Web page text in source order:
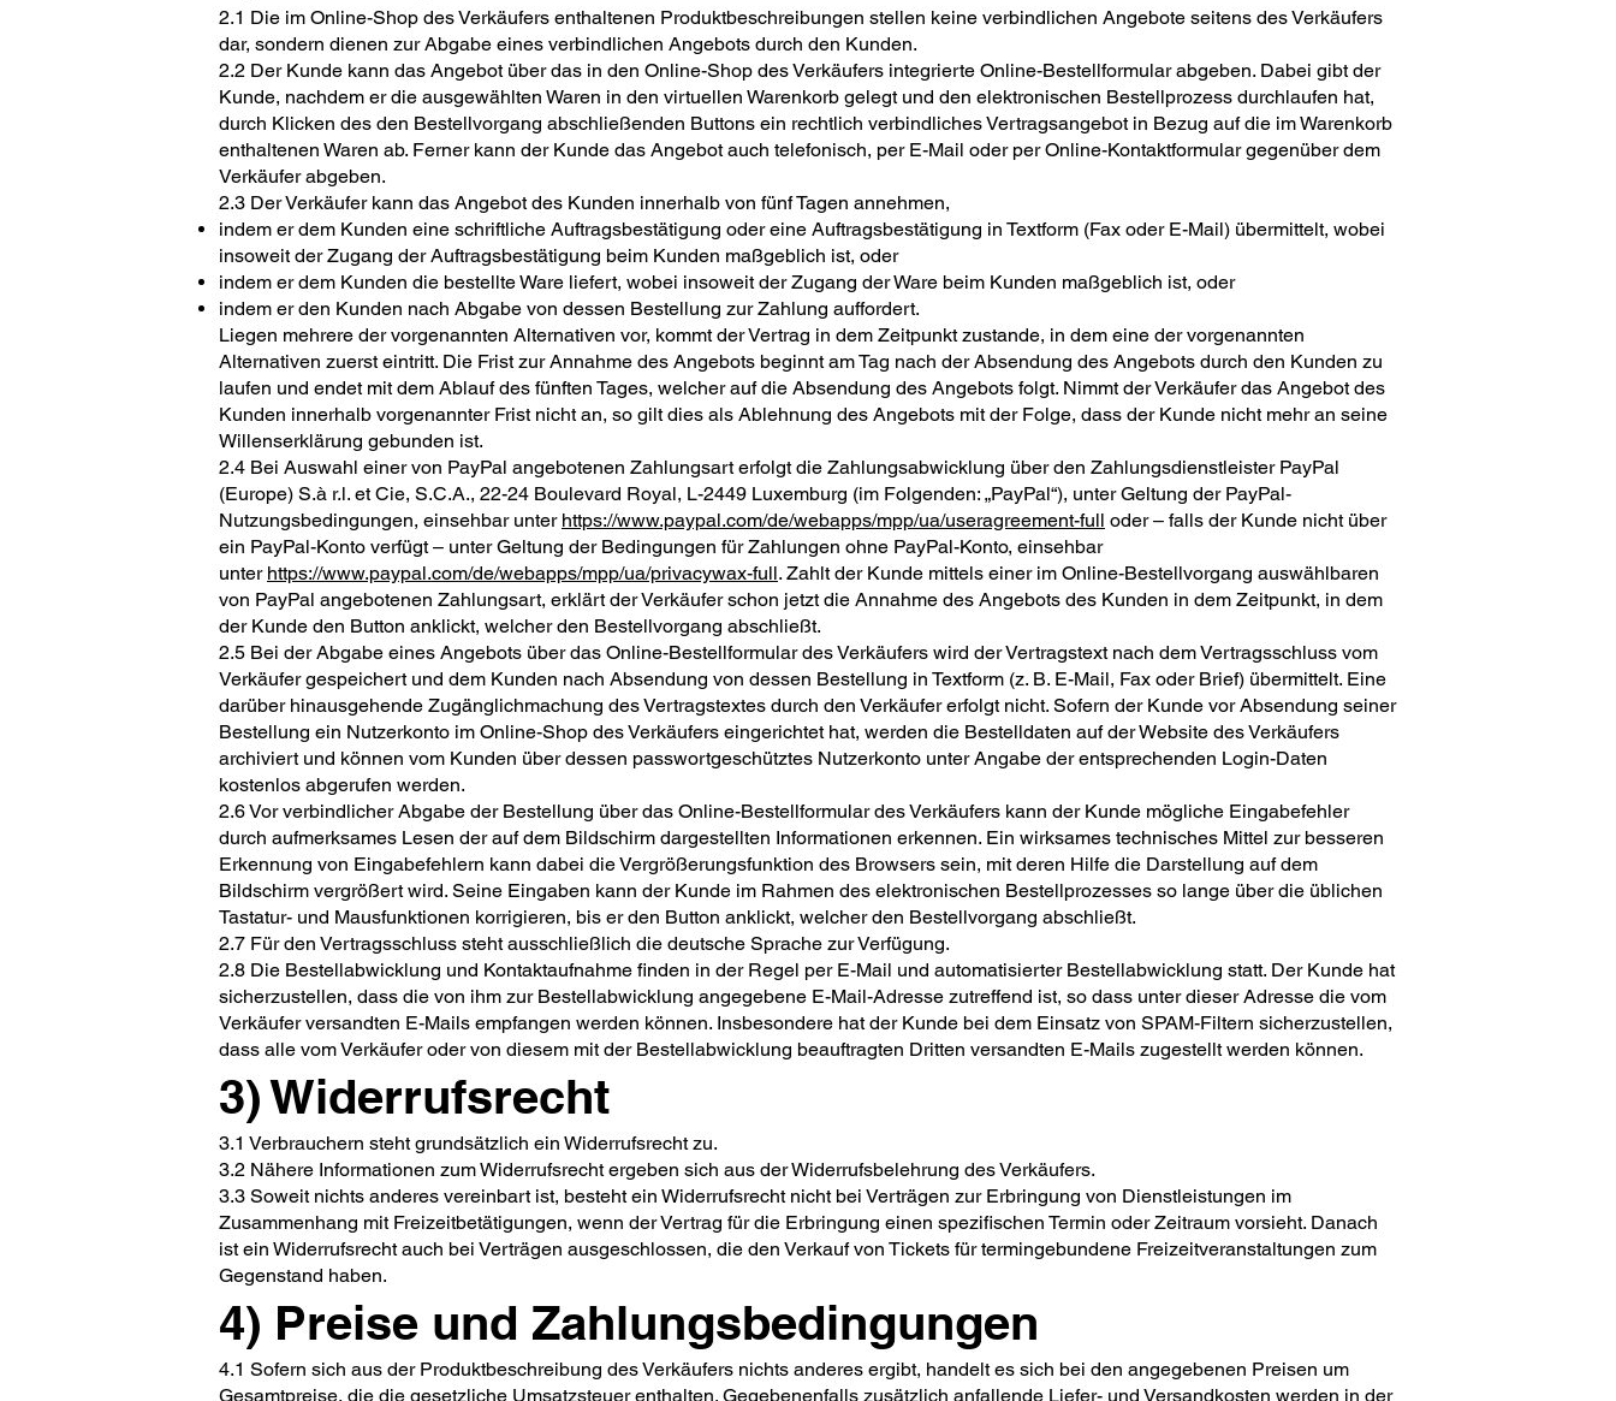
2.1 Die im Online-Shop des Verkäufers enthaltenen Produktbeschreibungen stellen keine verbindlichen Angebote seitens des Verkäufers
dar, sondern dienen zur Abgabe eines verbindlichen Angebots durch den Kunden.
2.2 Der Kunde kann das Angebot über das in den Online-Shop des Verkäufers integrierte Online-Bestellformular abgeben. Dabei gibt der
Kunde, nachdem er die ausgewählten Waren in den virtuellen Warenkorb gelegt und den elektronischen Bestellprozess durchlaufen hat,
durch Klicken des den Bestellvorgang abschließenden Buttons ein rechtlich verbindliches Vertragsangebot in Bezug auf die im Warenkorb
enthaltenen Waren ab. Ferner kann der Kunde das Angebot auch telefonisch, per E-Mail oder per Online-Kontaktformular gegenüber dem
Verkäufer abgeben.
2.3 Der Verkäufer kann das Angebot des Kunden innerhalb von fünf Tagen annehmen,
indem er dem Kunden eine schriftliche Auftragsbestätigung oder eine Auftragsbestätigung in Textform (Fax oder E-Mail) übermittelt, wobei
insoweit der Zugang der Auftragsbestätigung beim Kunden maßgeblich ist, oder
indem er dem Kunden die bestellte Ware liefert, wobei insoweit der Zugang der Ware beim Kunden maßgeblich ist, oder
indem er den Kunden nach Abgabe von dessen Bestellung zur Zahlung auffordert.
Liegen mehrere der vorgenannten Alternativen vor, kommt der Vertrag in dem Zeitpunkt zustande, in dem eine der vorgenannten
Alternativen zuerst eintritt. Die Frist zur Annahme des Angebots beginnt am Tag nach der Absendung des Angebots durch den Kunden zu
laufen und endet mit dem Ablauf des fünften Tages, welcher auf die Absendung des Angebots folgt. Nimmt der Verkäufer das Angebot des
Kunden innerhalb vorgenannter Frist nicht an, so gilt dies als Ablehnung des Angebots mit der Folge, dass der Kunde nicht mehr an seine
Willenserklärung gebunden ist.
2.4 Bei Auswahl einer von PayPal angebotenen Zahlungsart erfolgt die Zahlungsabwicklung über den Zahlungsdienstleister PayPal
(Europe) S.à r.l. et Cie, S.C.A., 22-24 Boulevard Royal, L-2449 Luxemburg (im Folgenden: „PayPal“), unter Geltung der PayPal-
Nutzungsbedingungen, einsehbar unter https://www.paypal.com/de/webapps/mpp/ua/useragreement-full oder – falls der Kunde nicht über
ein PayPal-Konto verfügt – unter Geltung der Bedingungen für Zahlungen ohne PayPal-Konto, einsehbar
unter https://www.paypal.com/de/webapps/mpp/ua/privacywax-full. Zahlt der Kunde mittels einer im Online-Bestellvorgang auswählbaren
von PayPal angebotenen Zahlungsart, erklärt der Verkäufer schon jetzt die Annahme des Angebots des Kunden in dem Zeitpunkt, in dem
der Kunde den Button anklickt, welcher den Bestellvorgang abschließt.
2.5 Bei der Abgabe eines Angebots über das Online-Bestellformular des Verkäufers wird der Vertragstext nach dem Vertragsschluss vom
Verkäufer gespeichert und dem Kunden nach Absendung von dessen Bestellung in Textform (z. B. E-Mail, Fax oder Brief) übermittelt. Eine
darüber hinausgehende Zugänglichmachung des Vertragstextes durch den Verkäufer erfolgt nicht. Sofern der Kunde vor Absendung seiner
Bestellung ein Nutzerkonto im Online-Shop des Verkäufers eingerichtet hat, werden die Bestelldaten auf der Website des Verkäufers
archiviert und können vom Kunden über dessen passwortgeschütztes Nutzerkonto unter Angabe der entsprechenden Login-Daten
kostenlos abgerufen werden.
2.6 Vor verbindlicher Abgabe der Bestellung über das Online-Bestellformular des Verkäufers kann der Kunde mögliche Eingabefehler
durch aufmerksames Lesen der auf dem Bildschirm dargestellten Informationen erkennen. Ein wirksames technisches Mittel zur besseren
Erkennung von Eingabefehlern kann dabei die Vergrößerungsfunktion des Browsers sein, mit deren Hilfe die Darstellung auf dem
Bildschirm vergrößert wird. Seine Eingaben kann der Kunde im Rahmen des elektronischen Bestellprozesses so lange über die üblichen
Tastatur- und Mausfunktionen korrigieren, bis er den Button anklickt, welcher den Bestellvorgang abschließt.
2.7 Für den Vertragsschluss steht ausschließlich die deutsche Sprache zur Verfügung.
2.8 Die Bestellabwicklung und Kontaktaufnahme finden in der Regel per E-Mail und automatisierter Bestellabwicklung statt. Der Kunde hat
sicherzustellen, dass die von ihm zur Bestellabwicklung angegebene E-Mail-Adresse zutreffend ist, so dass unter dieser Adresse die vom
Verkäufer versandten E-Mails empfangen werden können. Insbesondere hat der Kunde bei dem Einsatz von SPAM-Filtern sicherzustellen,
dass alle vom Verkäufer oder von diesem mit der Bestellabwicklung beauftragten Dritten versandten E-Mails zugestellt werden können.
3) Widerrufsrecht
3.1 Verbrauchern steht grundsätzlich ein Widerrufsrecht zu.
3.2 Nähere Informationen zum Widerrufsrecht ergeben sich aus der Widerrufsbelehrung des Verkäufers.
3.3 Soweit nichts anderes vereinbart ist, besteht ein Widerrufsrecht nicht bei Verträgen zur Erbringung von Dienstleistungen im
Zusammenhang mit Freizeitbetätigungen, wenn der Vertrag für die Erbringung einen spezifischen Termin oder Zeitraum vorsieht. Danach
ist ein Widerrufsrecht auch bei Verträgen ausgeschlossen, die den Verkauf von Tickets für termingebundene Freizeitveranstaltungen zum
Gegenstand haben.
4) Preise und Zahlungsbedingungen
4.1 Sofern sich aus der Produktbeschreibung des Verkäufers nichts anderes ergibt, handelt es sich bei den angegebenen Preisen um
Gesamtpreise, die die gesetzliche Umsatzsteuer enthalten. Gegebenenfalls zusätzlich anfallende Liefer- und Versandkosten werden in der